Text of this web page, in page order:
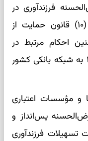
فرزندآوری در
سال ۱۴۰۵ در راستای اجرای ماده (۱۰) قانون حمایت از
احکام مرتبط در
قوانین بودجه سال‌های ۱۴۰۴ و ۱۴۰۵ به شبکه بانکی کشور
و مؤسسات اعتباری
پس‌انداز و
تسهیلات فرزندآوری